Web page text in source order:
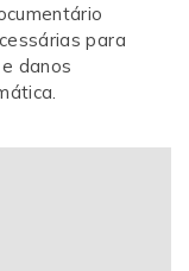
para
danos